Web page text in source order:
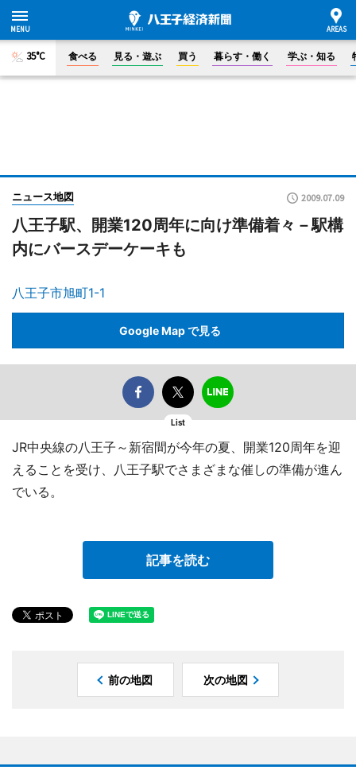
35°C 食べる 見る・遊ぶ 買う 暮らす・働く 学ぶ・知る
ニュース地図 2009.07.09
八王子駅、開業120周年に向け準備着々－駅構
内にバースデーケーキも
八王子市旭町1-1
Google Map で見る
List
JR中央線の八王子～新宿間が今年の夏、開業120周年を迎
えることを受け、八王子駅でさまざまな催しの準備が進ん
でいる。
記事を読む
前の地図 次の地図